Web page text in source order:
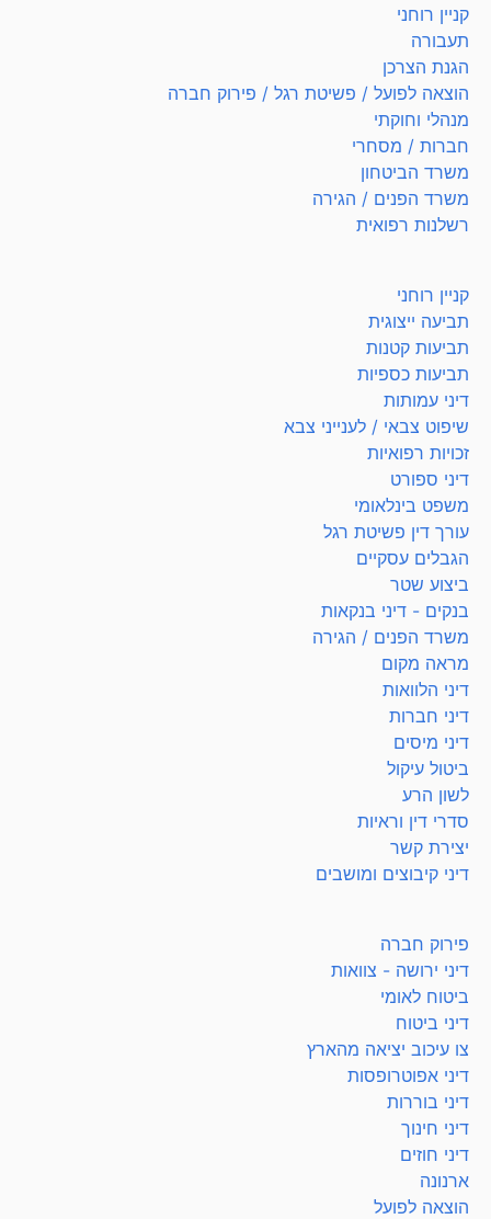
קניין רוחני
תעבורה
הגנת הצרכן
הוצאה לפועל / פשיטת רגל / פירוק חברה
מנהלי וחוקתי
חברות / מסחרי
משרד הביטחון
משרד הפנים / הגירה
רשלנות רפואית
קניין רוחני
תביעה ייצוגית
תביעות קטנות
תביעות כספיות
דיני עמותות
שיפוט צבאי / לענייני צבא
זכויות רפואיות
דיני ספורט
משפט בינלאומי
עורך דין פשיטת רגל
הגבלים עסקיים
ביצוע שטר
בנקים - דיני בנקאות
משרד הפנים / הגירה
מראה מקום
דיני הלוואות
דיני חברות
דיני מיסים
ביטול עיקול
לשון הרע
סדרי דין וראיות
יצירת קשר
דיני קיבוצים ומושבים
פירוק חברה
דיני ירושה - צוואות
ביטוח לאומי
דיני ביטוח
צו עיכוב יציאה מהארץ
דיני אפוטרופסות
דיני בוררות
דיני חינוך
דיני חוזים
ארנונה
הוצאה לפועל